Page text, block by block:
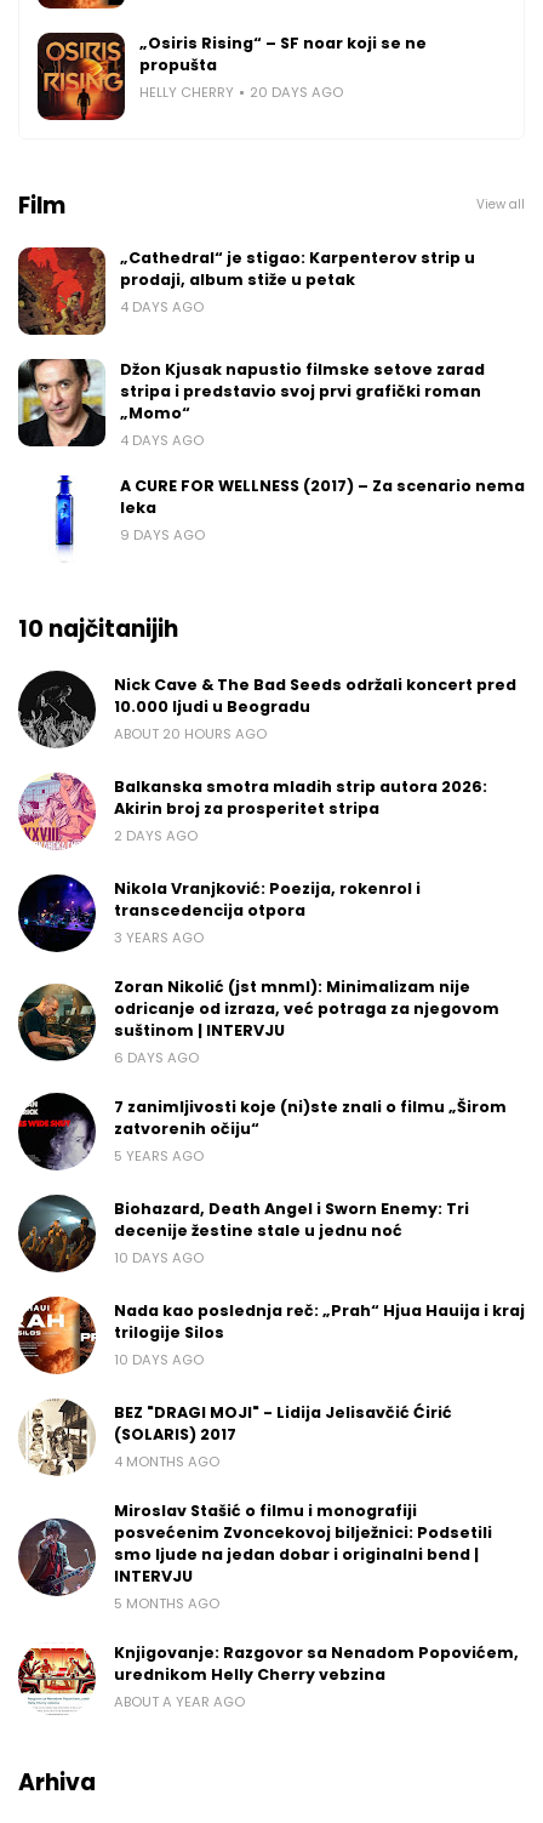
„Osiris Rising“ – SF noar koji se ne
propušta
HELLY CHERRY 20 DAYS AGO
Film View all
„Cathedral“ je stigao: Karpenterov strip u
prodaji, album stiže u petak
4 DAYS AGO
Džon Kjusak napustio filmske setove zarad
stripa i predstavio svoj prvi grafički roman
„Momo“
4 DAYS AGO
A CURE FOR WELLNESS (2017) – Za scenario nema
leka
9 DAYS AGO
10 najčitanijih
Nick Cave & The Bad Seeds održali koncert pred
10.000 ljudi u Beogradu
ABOUT 20 HOURS AGO
Balkanska smotra mladih strip autora 2026:
Akirin broj za prosperitet stripa
2 DAYS AGO
Nikola Vranjković: Poezija, rokenrol i
transcedencija otpora
3 YEARS AGO
Zoran Nikolić (jst mnml): Minimalizam nije
odricanje od izraza, već potraga za njegovom
suštinom | INTERVJU
6 DAYS AGO
7 zanimljivosti koje (ni)ste znali o filmu „Širom
zatvorenih očiju“
5 YEARS AGO
Biohazard, Death Angel i Sworn Enemy: Tri
decenije žestine stale u jednu noć
10 DAYS AGO
Nada kao poslednja reč: „Prah“ Hjua Hauija i kraj
trilogije Silos
10 DAYS AGO
BEZ "DRAGI MOJI" - Lidija Jelisavčić Ćirić
(SOLARIS) 2017
4 MONTHS AGO
Miroslav Stašić o filmu i monografiji
posvećenim Zvoncekovoj bilježnici: Podsetili
smo ljude na jedan dobar i originalni bend |
INTERVJU
5 MONTHS AGO
Knjigovanje: Razgovor sa Nenadom Popovićem,
urednikom Helly Cherry vebzina
ABOUT A YEAR AGO
Arhiva